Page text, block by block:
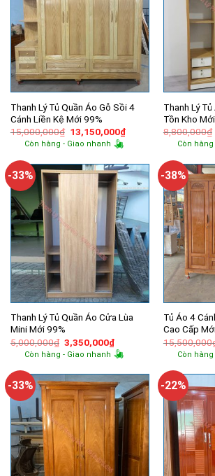
Thanh Lý Tủ Quần Áo Gỗ Sồi 4
Cánh Liền Kệ Mới 99%
15,000,000₫ Giá
gốc
là:
13,150,000₫Giá
hiện
13,150,000₫.
Còn hàng - Giao nhanh
Thanh Lý
Tồn Kho
8,800,000₫
Còn
-33%
Thanh Lý Tủ Quần Áo Cửa Lùa
Mini Mới 99%
5,000,000₫ Giá
gốc
là:
3,350,000₫Giá
hiện
tại
3,350,000₫.
Còn hàng - Giao nhanh
-38%
Tủ Áo 4
Cao Cấp
15,500,000
Còn
-33% -22%